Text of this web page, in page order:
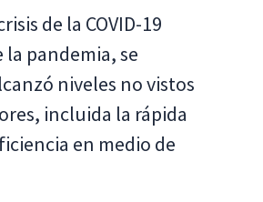
de la COVID-19
pandemia, se
niveles no vistos
incluida la rápida
en medio de